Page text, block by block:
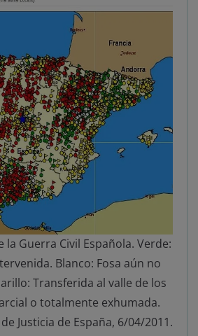
la Guerra Civil Española. Verde:
Blanco: Fosa aún no
Transferida al valle de los
o totalmente exhumada.
Justicia de España, 6/04/2011.